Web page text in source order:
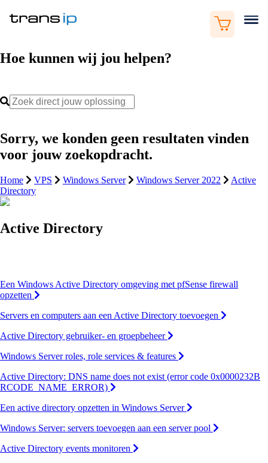
Hoe kunnen wij jou helpen?
Sorry, we konden geen resultaten vinden
voor jouw zoekopdracht.
Home VPS Windows Server Windows Server 2022
Active
Directory
Active Directory
Een Windows Active Directory omgeving met pfSense firewall
opzetten
Servers en computers aan een Active Directory toevoegen
Active Directory gebruiker- en groepbeheer
Windows Server roles, role services & features
Active Directory: DNS name does not exist (error code 0x0000232B
RCODE_NAME_ERROR)
Een active directory opzetten in Windows Server
Windows Server: servers toevoegen aan een server pool
Active Directory events monitoren